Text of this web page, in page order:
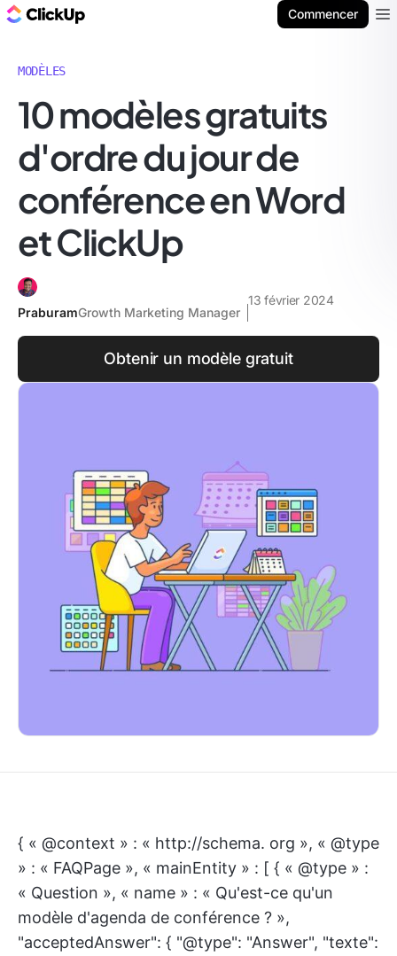
Commencer
MODÈLES
10 modèles gratuits
d'ordre du jour de
conférence en Word
et ClickUp
PraburamGrowth Marketing Manager
13 février 2024
Obtenir un modèle gratuit
{ « @context » : « http://schema. org », « @type
» : « FAQPage », « mainEntity » : [ { « @type » :
« Question », « name » : « Qu'est-ce qu'un
modèle d'agenda de conférence ? »,
"acceptedAnswer": { "@type": "Answer", "texte":